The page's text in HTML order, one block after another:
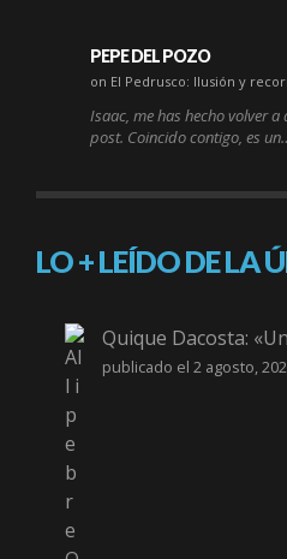
PEPE DEL POZO
on El Pedrusco: Ilusión y
Isaac, me has hecho volver
post. Coincido contigo, es
LO + LEÍDO DE LA
Quique Dacosta:
publicado el 2 agosto,